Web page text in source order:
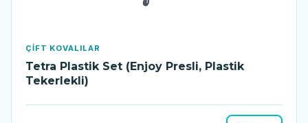
ÇIFT KOVALILAR
Tetra Plastik Set (Enjoy Presli, Plastik
Tekerlekli)